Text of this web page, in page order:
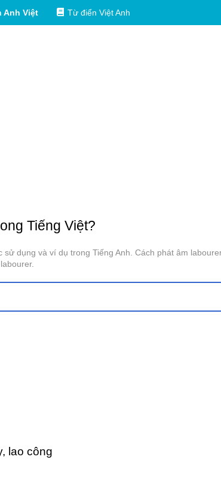
Anh Việt Từ điển Việt Anh
Tiếng Việt?
dụng và ví dụ trong Tiếng Anh. Cách phát âm
lao công